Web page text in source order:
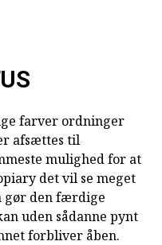
farver ordninger
afsættes til
mulighed for at
det vil se meget
gør den færdige
uden sådanne pynt
forbliver åben.